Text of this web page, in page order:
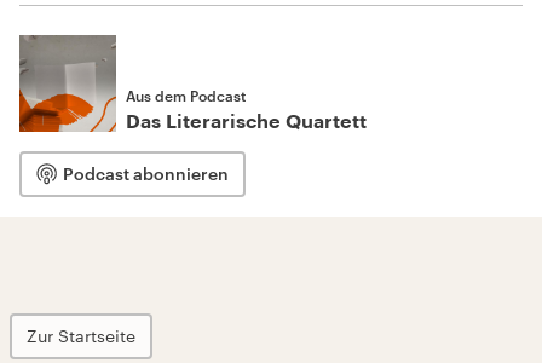
Aus dem Podcast
Das Literarische Quartett
Podcast abonnieren
Zur Startseite